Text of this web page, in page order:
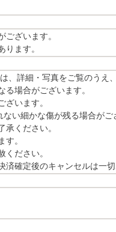
ざいます。
ます。
詳細・写真をご覧のうえ
場合がございます。
います。
い細かな傷が残る場合がご
ください。
。
ださい。
確定後のキャンセルは一切